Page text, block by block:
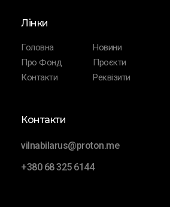
Лінки
Головна
Про Фонд
Контакти
Новини
Проєкти
Реквізити
Контакти
vilnabilarus@proton.me
+380 68 325 6144